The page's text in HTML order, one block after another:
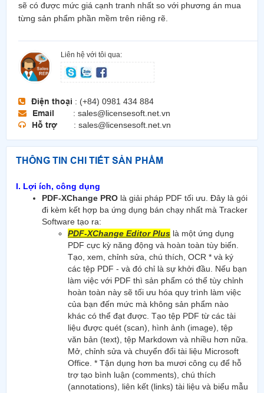
sẽ có được mức giá cạnh tranh nhất so với phương án mua
từng sản phẩm phần mềm trên riêng rẽ.
Liên hệ với tôi qua:
Điện thoại : (+84) 0981 434 884
Email
: sales@licensesoft.net.vn
Hỗ trợ
: sales@licensesoft.net.vn
THÔNG TIN CHI TIẾT SẢN PHẨM
I. Lợi ích, công dụng
PDF-XChange PRO là giải pháp PDF tối ưu. Đây là gói
đi kèm kết hợp ba ứng dụng bán chạy nhất mà Tracker
Software tạo ra:
PDF-XChange Editor Plus là một ứng dụng
PDF cực kỳ năng động và hoàn toàn tùy biến.
Tạo, xem, chỉnh sửa, chú thích, OCR * và ký
các tệp PDF - và đó chỉ là sự khởi đầu. Nếu bạn
làm việc với PDF thì sản phẩm có thể tùy chỉnh
hoàn toàn này sẽ tối ưu hóa quy trình làm việc
của bạn đến mức mà không sản phẩm nào
khác có thể đạt được. Tạo tệp PDF từ các tài
liệu được quét (scan), hình ảnh (image), tệp
văn bản (text), tệp Markdown và nhiều hơn nữa.
Mở, chỉnh sửa và chuyển đổi tài liệu Microsoft
Office. * Tận dụng hơn ba mươi công cụ để hỗ
trợ tạo bình luận (comments), chú thích
(annotations), liên kết (links) tài liệu và biểu mẫu